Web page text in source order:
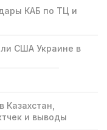
КАБ по ТЦ и
США Украине в
и выводы